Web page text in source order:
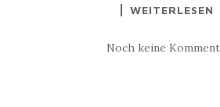
WEITERLESEN
Noch keine